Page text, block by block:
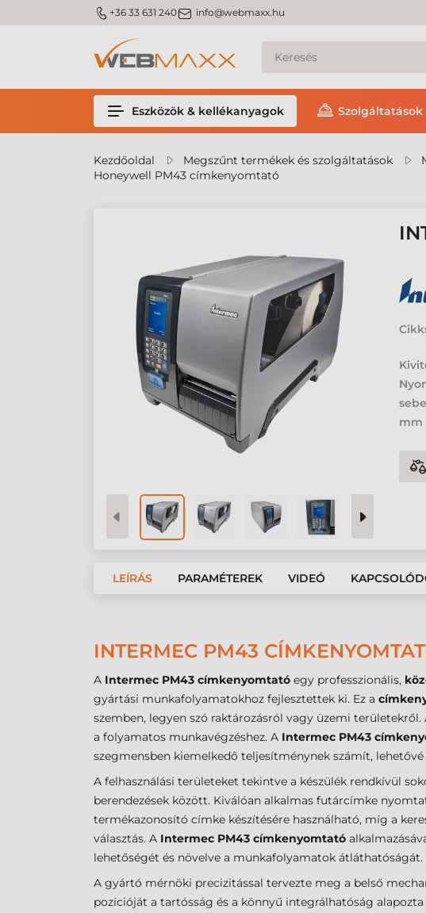
m_phone +36 33 631 240m_email info@webmaxx.hu
Eszközök & kellékanyagok Szolgáltatások
Kezdőoldal Megszűnt termékek és szolgáltatások
Honeywell PM43 címkenyomtató
mm
LEÍRÁS PARAMÉTEREK VIDEÓ
INTERMEC PM43
A Intermec PM43 címkenyomtató egy professzionális,
gyártási munkafolyamatokhoz fejlesztettek ki. Ez a
szemben, legyen szó raktározásról vagy üzemi területekről.
a folyamatos munkavégzéshez. A Intermec PM43
szegmensben kiemelkedő teljesítménynek számít,
A felhasználási területeket tekintve a készülék rendkívül
berendezések között. Kiválóan alkalmas futárcímke
termékazonosító címke készítésére használható, míg a
választás. A Intermec PM43 címkenyomtató
lehetőségét és növelve a munkafolyamatok átláthatóságát.
A gyártó mérnöki precizitással tervezte meg a belső
pozícióját a tartósság és a könnyű integrálhatóság